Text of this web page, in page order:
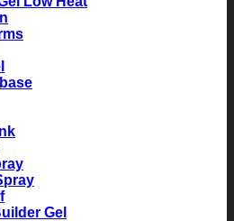
Gel